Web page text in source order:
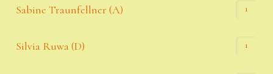
Sabine Traunfellner (A) 1
Silvia Ruwa (D) 1